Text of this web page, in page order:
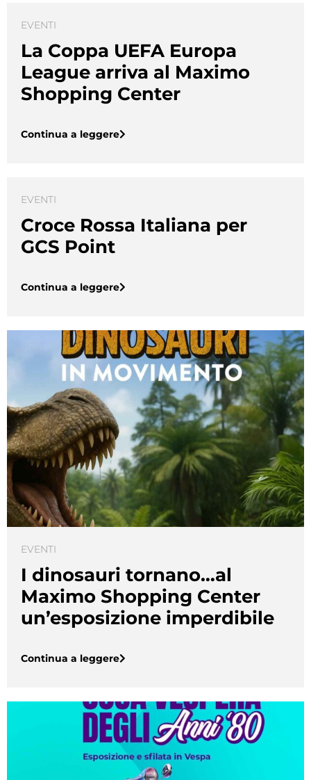
EVENTI
La Coppa UEFA Europa
League arriva al Maximo
Shopping Center
Continua a leggere
EVENTI
Croce Rossa Italiana per
GCS Point
Continua a leggere
EVENTI
I dinosauri tornano…al
Maximo Shopping Center
un’esposizione imperdibile
Continua a leggere